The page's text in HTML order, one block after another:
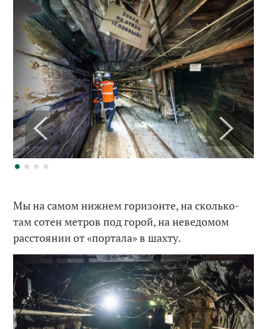
Мы на самом нижнем горизонте, на сколько-
там сотен метров под горой, на неведомом
расстоянии от «портала» в шахту.